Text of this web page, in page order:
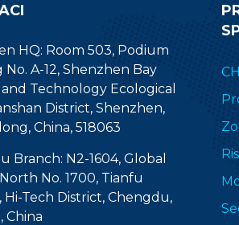
HQ: Room 503, Podium
A-12, Shenzhen Bay
Technology Ecological
District, Shenzhen,
China, 518063
Branch: N2-1604, Global
No. 1700, Tianfu
Hi-Tech District, Chengdu,
China